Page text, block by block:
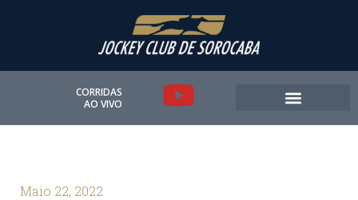
CORRIDAS
AO VIVO
Y
o
Maio 22, 2022